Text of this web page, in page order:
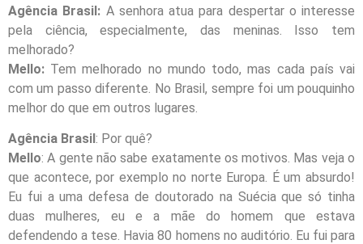
Agência Brasil: A senhora atua para despertar o interesse
pela ciência, especialmente, das meninas. Isso tem
melhorado?
Mello: Tem melhorado no mundo todo, mas cada país vai
com um passo diferente. No Brasil, sempre foi um pouquinho
melhor do que em outros lugares.
Agência Brasil: Por quê?
Mello: A gente não sabe exatamente os motivos. Mas veja o
que acontece, por exemplo no norte Europa. É um absurdo!
Eu fui a uma defesa de doutorado na Suécia que só tinha
duas mulheres, eu e a mãe do homem que estava
defendendo a tese. Havia 80 homens no auditório. Eu fui para